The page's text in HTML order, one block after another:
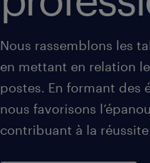
Nous rassemblons les
en mettant en relation
postes. En formant des
nous favorisons
contribuant à la